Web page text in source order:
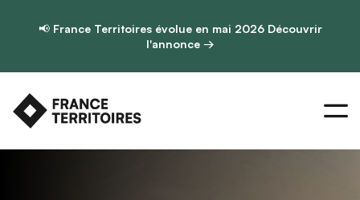
📢 France Territoires évolue en mai 2026 Découvrir
l'annonce →